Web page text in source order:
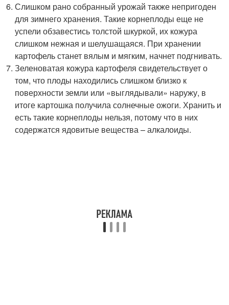
Слишком рано собранный урожай также непригоден
для зимнего хранения. Такие корнеплоды еще не
успели обзавестись толстой шкуркой, их кожура
слишком нежная и шелушащаяся. При хранении
картофель станет вялым и мягким, начнет подгнивать.
Зеленоватая кожура картофеля свидетельствует о
том, что плоды находились слишком близко к
поверхности земли или «выглядывали» наружу, в
итоге картошка получила солнечные ожоги. Хранить и
есть такие корнеплоды нельзя, потому что в них
содержатся ядовитые вещества – алкалоиды.